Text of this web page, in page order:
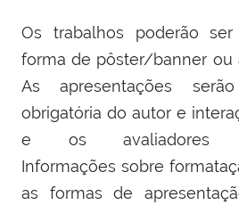
Os trabalhos poderão
forma de pôster/banner ou
As apresentações
obrigatória do autor e
e os avaliadores
Informações sobre
as formas de